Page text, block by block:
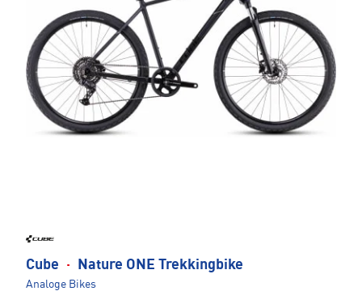
Cube · Nature ONE Trekkingbike
Analoge Bikes